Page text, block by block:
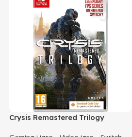
Crysis Remastered Trilogy